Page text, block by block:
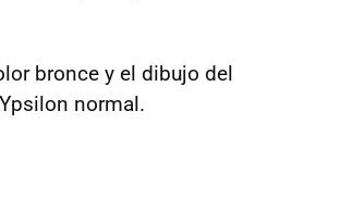
bronce y el dibujo del
normal.